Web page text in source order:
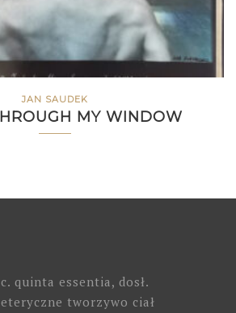
JAN SAUDEK
MY WINDOW
quinta essentia, dosł.
tworzywo ciał